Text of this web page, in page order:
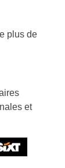
plus de
et